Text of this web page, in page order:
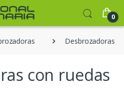
0
Desbrozadoras
con ruedas